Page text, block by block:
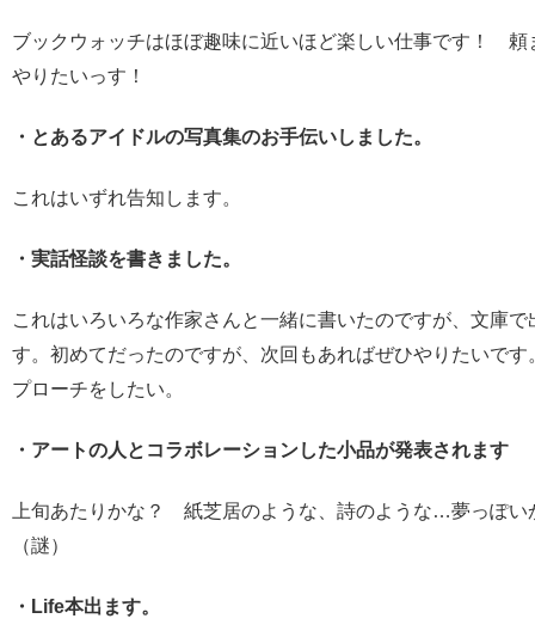
ブックウォッチはほぼ趣味に近いほど楽しい仕事です！ 頼
やりたいっす！
・とあるアイドルの写真集のお手伝いしました。
これはいずれ告知します。
・実話怪談を書きました。
これはいろいろな作家さんと一緒に書いたのですが、文庫で
す。初めてだったのですが、次回もあればぜひやりたいです
プローチをしたい。
・アートの人とコラボレーションした小品が発表されます
上旬あたりかな？ 紙芝居のような、詩のような…夢っぽい
（謎）
・Life本出ます。